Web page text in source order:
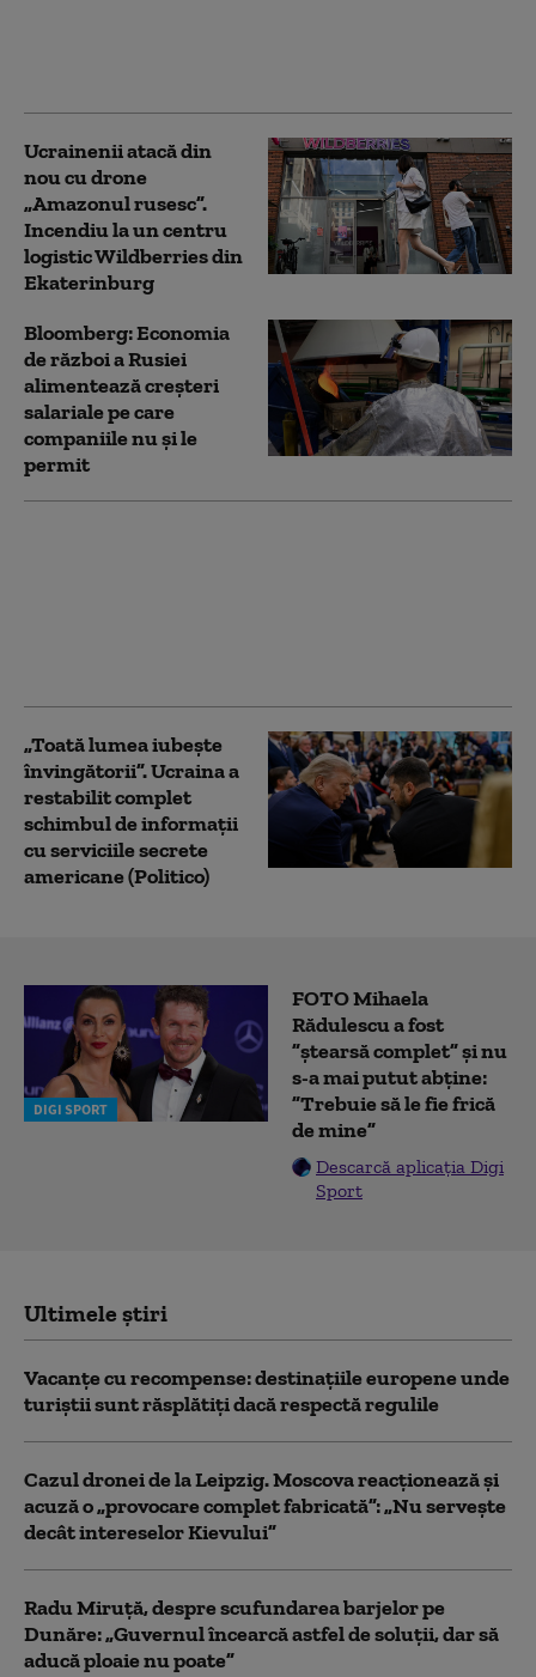
Ucrainenii atacă din
nou cu drone
„Amazonul rusesc”.
Incendiu la un centru
logistic Wildberries din
Ekaterinburg
Bloomberg: Economia
de război a Rusiei
alimentează creşteri
salariale pe care
companiile nu şi le
permit
„Toată lumea iubește
învingătorii”. Ucraina a
restabilit complet
schimbul de informații
cu serviciile secrete
americane (Politico)
DIGI SPORT
FOTO Mihaela
Rădulescu a fost
”ștearsă complet” și nu
s-a mai putut abține:
”Trebuie să le fie frică
de mine”
Descarcă aplicația Digi
Sport
Ultimele știri
Vacanțe cu recompense: destinațiile europene unde
turiștii sunt răsplătiți dacă respectă regulile
Cazul dronei de la Leipzig. Moscova reacționează și
acuză o „provocare complet fabricată”: „Nu serveşte
decât intereselor Kievului”
Radu Miruță, despre scufundarea barjelor pe
Dunăre: „Guvernul încearcă astfel de soluții, dar să
aducă ploaie nu poate”